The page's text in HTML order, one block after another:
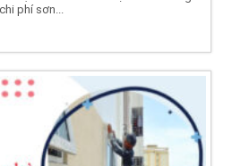
chi phí sơn...